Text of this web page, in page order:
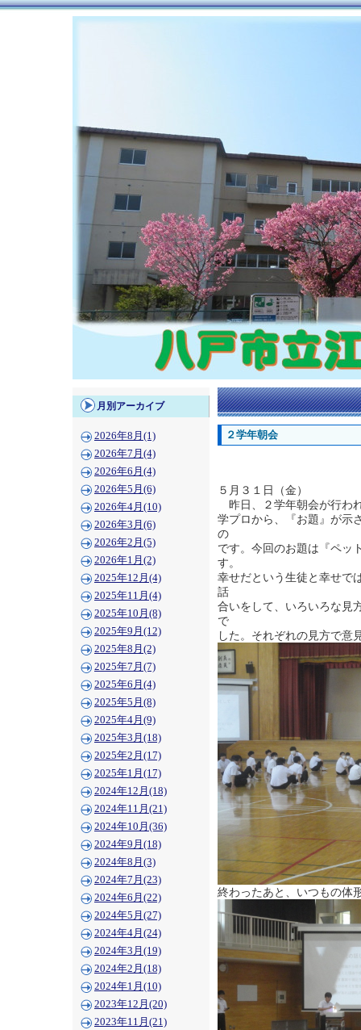
月別アーカイブ
2026年8月(1)
2026年7月(4)
2026年6月(4)
2026年5月(6)
2026年4月(10)
2026年3月(6)
2026年2月(5)
2026年1月(2)
2025年12月(4)
2025年11月(4)
2025年10月(8)
2025年9月(12)
2025年8月(2)
2025年7月(7)
2025年6月(4)
2025年5月(8)
2025年4月(9)
2025年3月(18)
2025年2月(17)
2025年1月(17)
2024年12月(18)
2024年11月(21)
2024年10月(36)
2024年9月(18)
2024年8月(3)
2024年7月(23)
2024年6月(22)
2024年5月(27)
2024年4月(24)
2024年3月(19)
2024年2月(18)
2024年1月(10)
2023年12月(20)
2023年11月(21)
２学年朝会
５月３１日（金）
昨日、２学年朝会が行わ
学プロから、『お題』が示
の
です。今回のお題は『ペッ
す。
幸せだという生徒と幸せで
話
合いをして、いろいろな見
で
した。それぞれの見方で意
終わったあと、いつもの体